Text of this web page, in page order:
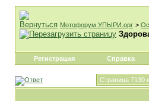
Мотофорум УПЫРИ.орг >
Регистрация Справка
Страница 7130